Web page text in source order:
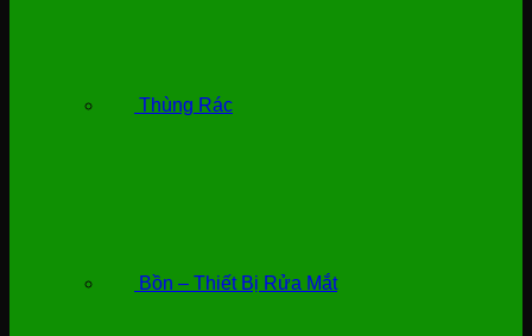
Thùng Rác
Bồn – Thiết Bị Rửa Mắt